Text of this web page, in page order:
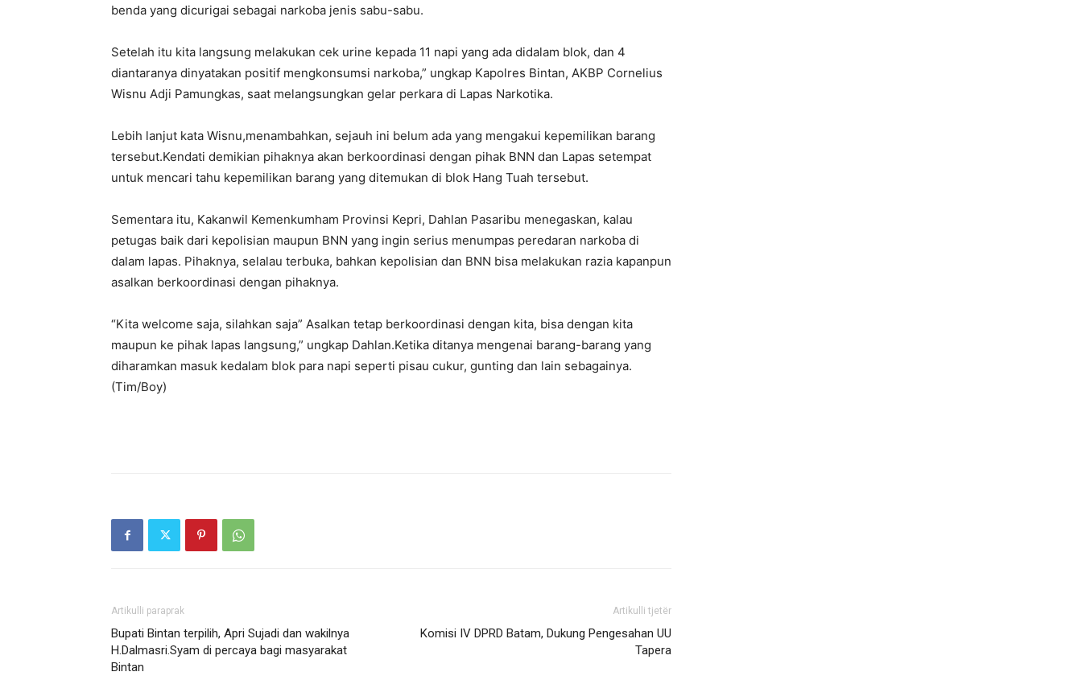
benda yang dicurigai sebagai narkoba jenis sabu-sabu.
Setelah itu kita langsung melakukan cek urine kepada 11 napi yang ada didalam blok, dan 4
diantaranya dinyatakan positif mengkonsumsi narkoba,” ungkap Kapolres Bintan, AKBP Cornelius
Wisnu Adji Pamungkas, saat melangsungkan gelar perkara di Lapas Narkotika.
Lebih lanjut kata Wisnu,menambahkan, sejauh ini belum ada yang mengakui kepemilikan barang
tersebut.Kendati demikian pihaknya akan berkoordinasi dengan pihak BNN dan Lapas setempat
untuk mencari tahu kepemilikan barang yang ditemukan di blok Hang Tuah tersebut.
Sementara itu, Kakanwil Kemenkumham Provinsi Kepri, Dahlan Pasaribu menegaskan, kalau
petugas baik dari kepolisian maupun BNN yang ingin serius menumpas peredaran narkoba di
dalam lapas. Pihaknya, selalau terbuka, bahkan kepolisian dan BNN bisa melakukan razia kapanpun
asalkan berkoordinasi dengan pihaknya.
“Kita welcome saja, silahkan saja” Asalkan tetap berkoordinasi dengan kita, bisa dengan kita
maupun ke pihak lapas langsung,” ungkap Dahlan.Ketika ditanya mengenai barang-barang yang
diharamkan masuk kedalam blok para napi seperti pisau cukur, gunting dan lain sebagainya.
(Tim/Boy)
Artikulli paraprak
Bupati Bintan terpilih, Apri Sujadi dan wakilnya
H.Dalmasri.Syam di percaya bagi masyarakat
Bintan
Artikulli tjetër
Komisi IV DPRD Batam, Dukung Pengesahan UU
Tapera